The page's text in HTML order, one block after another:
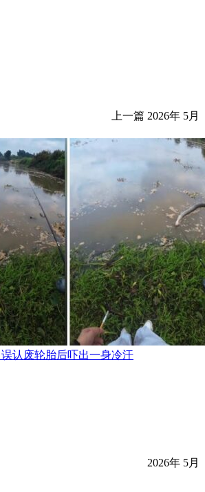
上一篇 2026年 5月
认废轮胎后吓出一身冷汗
2026年 5月